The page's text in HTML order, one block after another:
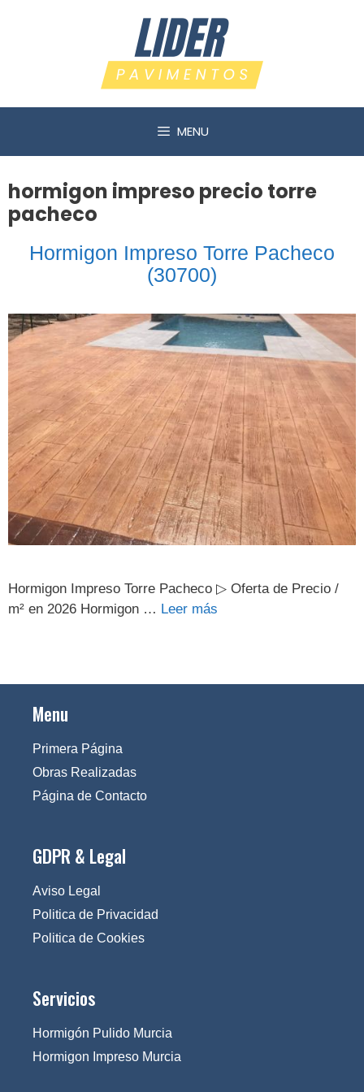
MENU
hormigon impreso precio torre
pacheco
Hormigon Impreso Torre Pacheco
(30700)
Hormigon Impreso Torre Pacheco ▷ Oferta de Precio /
m² en 2026 Hormigon … Leer más
Menu
Primera Página
Obras Realizadas
Página de Contacto
GDPR & Legal
Aviso Legal
Politica de Privacidad
Politica de Cookies
Servicios
Hormigón Pulido Murcia
Hormigon Impreso Murcia